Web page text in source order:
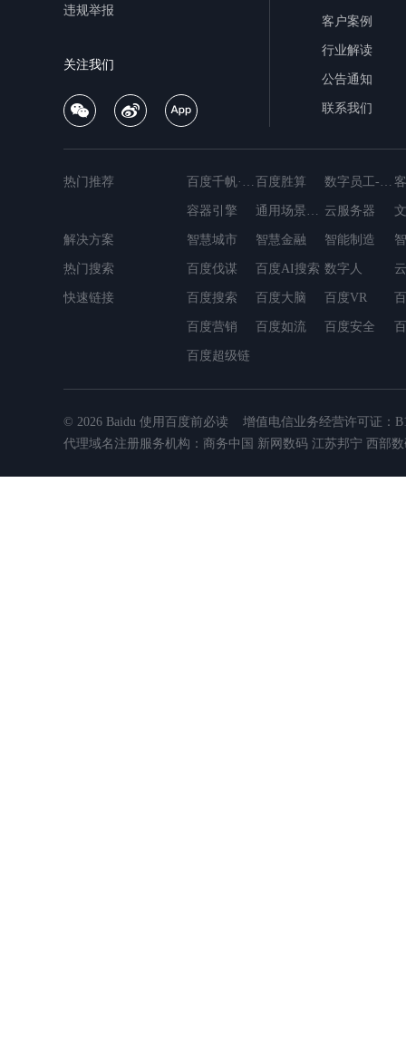
违规举报
客户案例
行业解读
公告通知
联系我们
关注我们
热门推荐 百度千帆·大模型服务与Agent开发平台 百度胜算 数字员工-营销内容创作
容器引擎 通用场景OCR 云服务器
MapReduce
容器镜像服务
解决方案 智慧城市 智慧金融 智能制造
热门搜索 百度伐谋 百度AI搜索 数字人
快速链接 百度搜索 百度大脑 百度VR
百度营销 百度如流 百度安全
百度超级链
© 2026 Baidu 使用百度前必读
增值电信业务经营许可证：
代理域名注册服务机构：商务中国 新网数码 江苏邦宁 西部